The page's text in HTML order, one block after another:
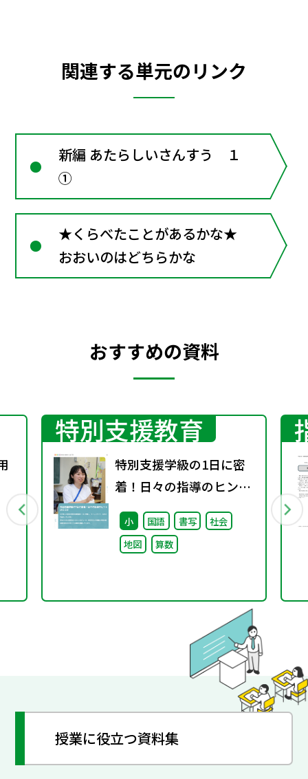
関連する単元のリンク
新編 あたらしいさんすう １
①
★くらべたことがあるかな★
おおいのはどちらかな
おすすめの資料
特別支援教育
特別支援学級の1日に密
着！日々の指導のヒント
がここに
小 国語 書写
社会
地図
算数
授業に役立つ資料集